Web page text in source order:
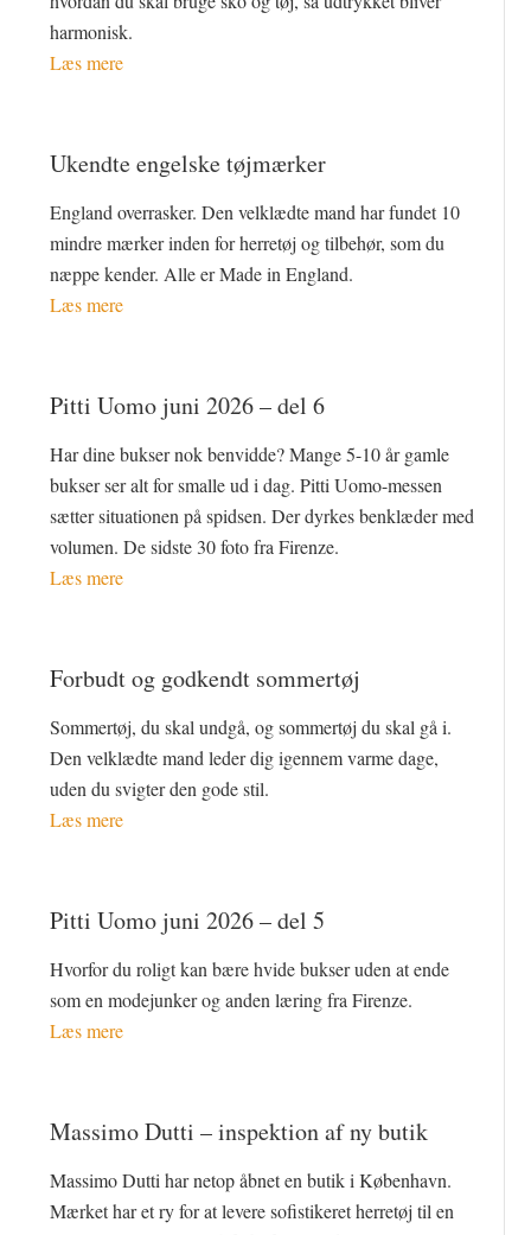
harmonisk.
Læs mere
Ukendte engelske tøjmærker
England overrasker. Den velklædte mand har fundet 10
mindre mærker inden for herretøj og tilbehør, som du
næppe kender. Alle er Made in England.
Læs mere
Pitti Uomo juni 2026 – del 6
Har dine bukser nok benvidde? Mange 5-10 år gamle
bukser ser alt for smalle ud i dag. Pitti Uomo-messen
sætter situationen på spidsen. Der dyrkes benklæder med
volumen. De sidste 30 foto fra Firenze.
Læs mere
Forbudt og godkendt sommertøj
Sommertøj, du skal undgå, og sommertøj du skal gå i.
Den velklædte mand leder dig igennem varme dage,
uden du svigter den gode stil.
Læs mere
Pitti Uomo juni 2026 – del 5
Hvorfor du roligt kan bære hvide bukser uden at ende
som en modejunker og anden læring fra Firenze.
Læs mere
Massimo Dutti – inspektion af ny butik
Massimo Dutti har netop åbnet en butik i København.
Mærket har et ry for at levere sofistikeret herretøj til en